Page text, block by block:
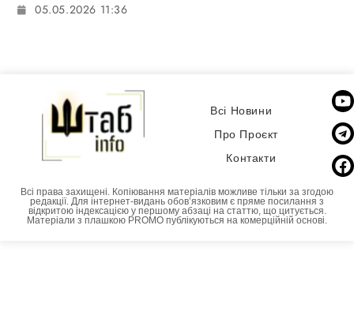
05.05.2026 11:36
Всі Новини
Про Проєкт
Контакти
Всі права захищені. Копіювання матеріалів можливе тільки за згодою
редакції. Для інтернет-видань обовʼязковим є пряме посилання з
відкритою індексацією у першому абзаці на статтю, що цитується.
Матеріали з плашкою PROMO публікуються на комерційній основі.